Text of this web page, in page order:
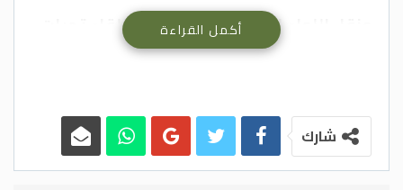
ونقل اللواء الركن الحنيطي خلال اللقاء تحيات
وتهاني جلالة القائد الأعلى للقوات المسلحة،
المسلحة، بمناسبة عيد الأضحى المبارك.
وأكد رئيس هيئة الأركان المشتركة أن القوات
أكمل القراءة
شارك